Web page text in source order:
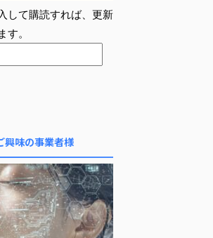
して購読すれば、更新
。
興味の事業者様